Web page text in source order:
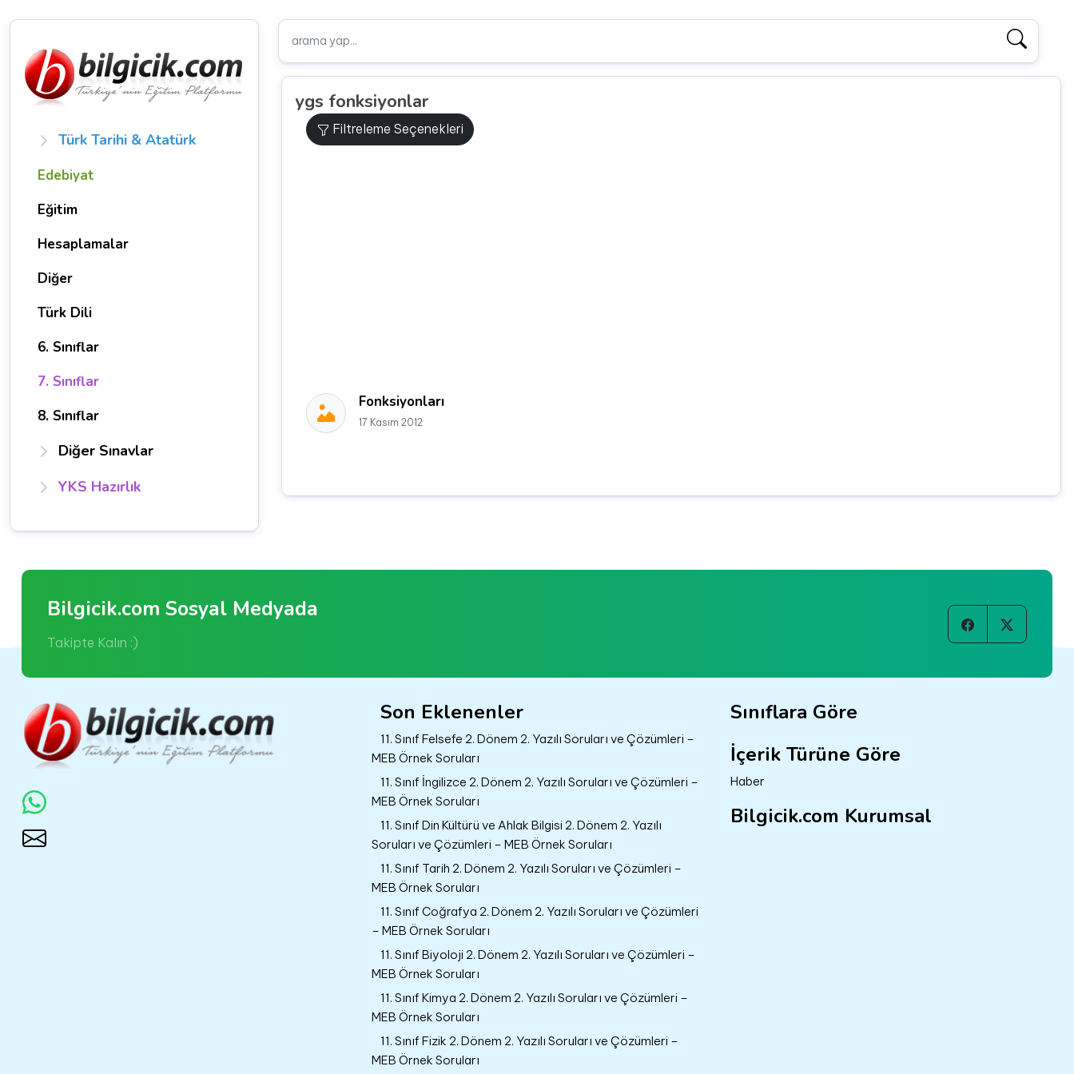
Türk Tarihi & Atatürk
Edebiyat
Eğitim
Hesaplamalar
Diğer
Türk Dili
6. Sınıflar
7. Sınıflar
8. Sınıflar
Diğer Sınavlar
YKS Hazırlık
ygs fonksiyonlar
Filtreleme Seçenekleri
Fonksiyonları
17 Kasım 2012
Bilgicik.com Sosyal Medyada
Takipte Kalın :)
Son Eklenenler
11. Sınıf Felsefe 2. Dönem 2. Yazılı Soruları ve Çözümleri –
MEB Örnek Soruları
11. Sınıf İngilizce 2. Dönem 2. Yazılı Soruları ve Çözümleri –
MEB Örnek Soruları
11. Sınıf Din Kültürü ve Ahlak Bilgisi 2. Dönem 2. Yazılı
Soruları ve Çözümleri – MEB Örnek Soruları
11. Sınıf Tarih 2. Dönem 2. Yazılı Soruları ve Çözümleri –
MEB Örnek Soruları
11. Sınıf Coğrafya 2. Dönem 2. Yazılı Soruları ve Çözümleri
– MEB Örnek Soruları
11. Sınıf Biyoloji 2. Dönem 2. Yazılı Soruları ve Çözümleri –
MEB Örnek Soruları
11. Sınıf Kimya 2. Dönem 2. Yazılı Soruları ve Çözümleri –
MEB Örnek Soruları
11. Sınıf Fizik 2. Dönem 2. Yazılı Soruları ve Çözümleri –
MEB Örnek Soruları
Sınıflara Göre
İçerik Türüne Göre
Haber
Bilgicik.com Kurumsal